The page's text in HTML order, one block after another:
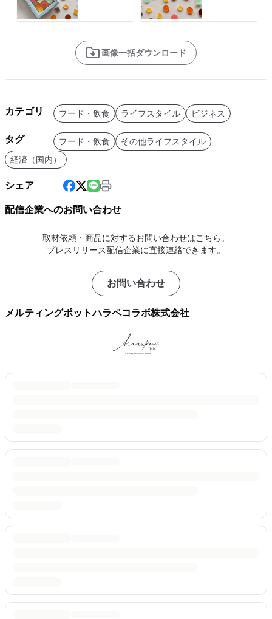
画像一括ダウンロード
カテゴリ フード・飲食 ライフスタイル ビジネス
タグ フード・飲食
その他ライフスタイル
経済（国内）
シェア
配信企業へのお問い合わせ
取材依頼・商品に対するお問い合わせはこちら。
プレスリリース配信企業に直接連絡できます。
お問い合わせ
メルティングポットハラペコラボ株式会社